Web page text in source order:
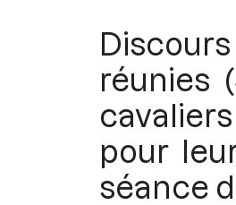
réunies
pour
séance